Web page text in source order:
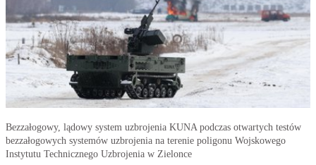
Bezzałogowy, lądowy system uzbrojenia KUNA podczas otwartych testów
bezzałogowych systemów uzbrojenia na terenie poligonu Wojskowego
Instytutu Technicznego Uzbrojenia w Zielonce